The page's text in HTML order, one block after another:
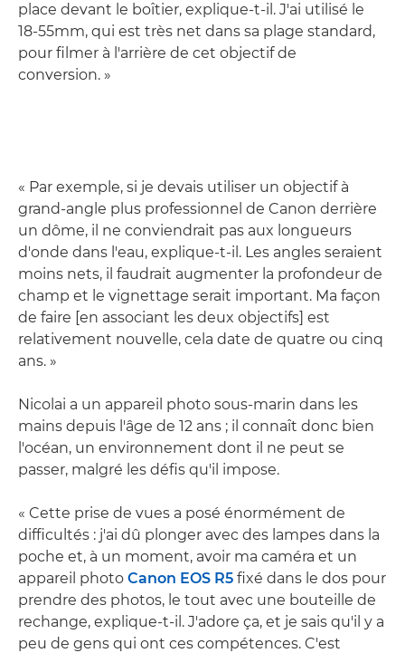
place devant le boîtier, explique-t-il. J'ai utilisé le
18-55mm, qui est très net dans sa plage standard,
pour filmer à l'arrière de cet objectif de
conversion. »
« Par exemple, si je devais utiliser un objectif à
grand-angle plus professionnel de Canon derrière
un dôme, il ne conviendrait pas aux longueurs
d'onde dans l'eau, explique-t-il. Les angles seraient
moins nets, il faudrait augmenter la profondeur de
champ et le vignettage serait important. Ma façon
de faire [en associant les deux objectifs] est
relativement nouvelle, cela date de quatre ou cinq
ans. »
Nicolai a un appareil photo sous-marin dans les
mains depuis l'âge de 12 ans ; il connaît donc bien
l'océan, un environnement dont il ne peut se
passer, malgré les défis qu'il impose.
« Cette prise de vues a posé énormément de
difficultés : j'ai dû plonger avec des lampes dans la
poche et, à un moment, avoir ma caméra et un
appareil photo Canon EOS R5 fixé dans le dos pour
prendre des photos, le tout avec une bouteille de
rechange, explique-t-il. J'adore ça, et je sais qu'il y a
peu de gens qui ont ces compétences. C'est